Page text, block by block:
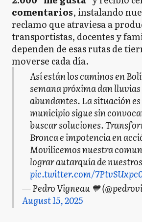
comentarios, instalando
reclamo que atraviesa a
transportistas, docentes y
dependen de esas rutas de
moverse cada día.
Así están los caminos en
semana próxima dan lluvias
abundantes. La situación
municipio sigue sin
buscar soluciones.
Bronca e impotencia en
Movilicemos nuestra
lograr autarquía de
pic.twitter.com/
— Pedro Vigneau 💙
August 15, 2025